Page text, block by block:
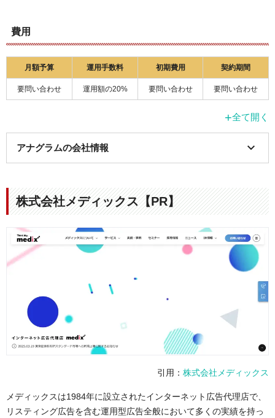
費用
月額予算 運用手数料 初期費用 契約期間
要問い合わせ 運用額の20% 要問い合わせ 要問い合わせ
+全て開く
アナグラムの会社情報
項目 詳細
会社名 アナグラム株式会社
本社所在地
〒151-0051 東京都渋谷区千駄ヶ谷4丁目4-4
フィールド北参道 1・2F(受付1F)
運用型広告コンサルティング、広告運用代
行、マーケティング支援、クリエイティブ制
作支援、ビジネス・インキュベーション
電話番号
コーポレートサイ
トURL
https://anagrams.jp/
株式会社メディックス【PR】
引用： 株式会社メディックス
メディックスは1984年に設立されたインターネット広告代理店で、
リスティング広告を含む運用型広告全般において多くの実績を持っ